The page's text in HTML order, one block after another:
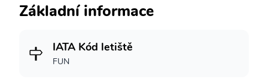
Základní informace
IATA Kód letiště
FUN